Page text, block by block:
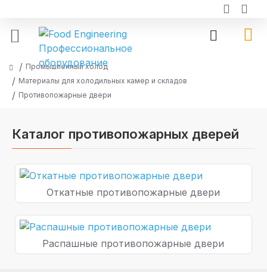
Промышленный холод
Материалы для холодильных камер и складов
Противопожарные двери
Каталог противопожарных дверей
Откатные противопожарные двери
Распашные противопожарные двери